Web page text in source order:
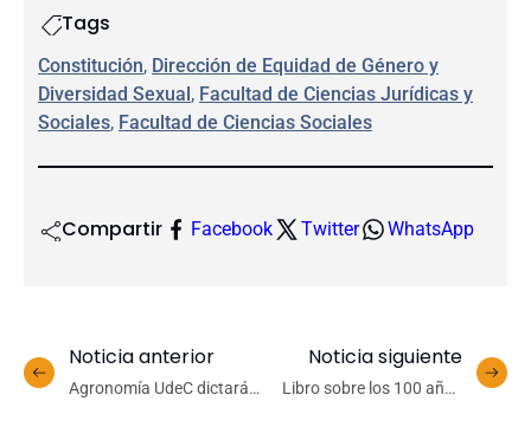
Tags
Constitución, Dirección de Equidad de Género y
Diversidad Sexual, Facultad de Ciencias Jurídicas y
Sociales, Facultad de Ciencias Sociales
Compartir Facebook Twitter WhatsApp
Noticia anterior
Agronomía UdeC dictará
Noticia siguiente
Libro sobre los 100 años